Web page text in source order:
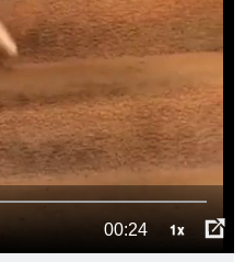
00:24 1x